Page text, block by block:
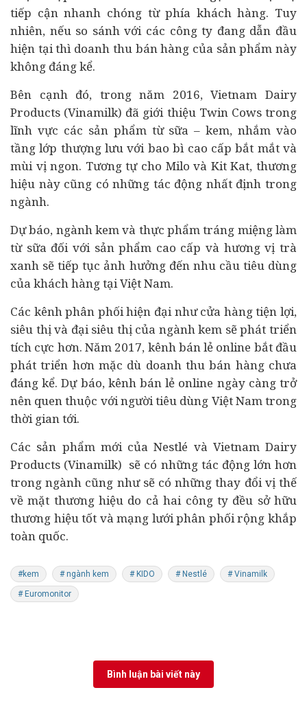
tiếp cận nhanh chóng từ phía khách hàng. Tuy
nhiên, nếu so sánh với các công ty đang dẫn đầu
hiện tại thì doanh thu bán hàng của sản phẩm này
không đáng kể.
Bên cạnh đó, trong năm 2016, Vietnam Dairy
Products (Vinamilk) đã giới thiệu Twin Cows trong
lĩnh vực các sản phẩm từ sữa – kem, nhắm vào
tầng lớp thượng lưu với bao bì cao cấp bắt mắt và
mùi vị ngon. Tương tự cho Milo và Kit Kat, thương
hiệu này cũng có những tác động nhất định trong
ngành.
Dự báo, ngành kem và thực phẩm tráng miệng làm
từ sữa đối với sản phẩm cao cấp và hương vị trà
xanh sẽ tiếp tục ảnh hưởng đến nhu cầu tiêu dùng
của khách hàng tại Việt Nam.
Các kênh phân phối hiện đại như cửa hàng tiện lợi,
siêu thị và đại siêu thị của ngành kem sẽ phát triển
tích cực hơn. Năm 2017, kênh bán lẻ online bắt đầu
phát triển hơn mặc dù doanh thu bán hàng chưa
đáng kể. Dự báo, kênh bán lẻ online ngày càng trở
nên quen thuộc với người tiêu dùng Việt Nam trong
thời gian tới.
Các sản phẩm mới của Nestlé và Vietnam Dairy
Products (Vinamilk) sẽ có những tác động lớn hơn
trong ngành cũng như sẽ có những thay đổi vị thế
về mặt thương hiệu do cả hai công ty đều sở hữu
thương hiệu tốt và mạng lưới phân phối rộng khắp
toàn quốc.
#kem # ngành kem # KIDO # Nestlé # Vinamilk
# Euromonitor
Bình luận bài viết này